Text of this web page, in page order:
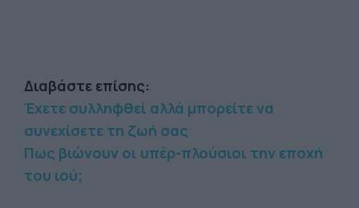
Διαβάστε επίσης:
Έχετε συλληφθεί αλλά μπορείτε να
συνεχίσετε τη ζωή σας
Πως βιώνουν οι υπέρ-πλούσιοι την εποχή
του ιού;